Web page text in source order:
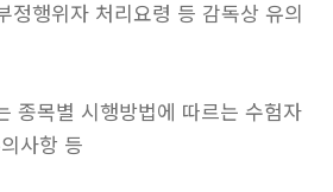
정행위자 처리요령 등 감독상 유의
종목별 시행방법에 따르는 수험자
사항 등